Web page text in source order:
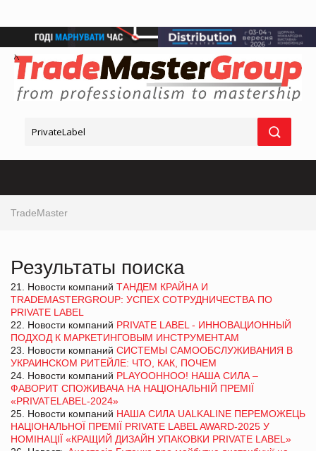
TradeMaster
Результаты поиска
21. Новости компаний ТАНДЕМ КРАЙНА И
TRADEMASTERGROUP: УСПЕХ СОТРУДНИЧЕСТВА ПО
PRIVATE LABEL
22. Новости компаний PRIVATE LABEL - ИННОВАЦИОННЫЙ
ПОДХОД К МАРКЕТИНГОВЫМ ИНСТРУМЕНТАМ
23. Новости компаний СИСТЕМЫ САМООБСЛУЖИВАНИЯ В
УКРАИНСКОМ РИТЕЙЛЕ: ЧТО, КАК, ПОЧЕМ
24. Новости компаний PLAYOOHHOO! НАША СИЛА –
ФАВОРИТ СПОЖИВАЧА НА НАЦІОНАЛЬНІЙ ПРЕМІЇ
«PRIVATELABEL-2024»
25. Новости компаний НАША СИЛА UALKALINE ПЕРЕМОЖЕЦЬ
НАЦІОНАЛЬНОЇ ПРЕМІЇ PRIVATE LABEL AWARD-2025 У
НОМІНАЦІЇ «КРАЩИЙ ДИЗАЙН УПАКОВКИ PRIVATE LABEL»